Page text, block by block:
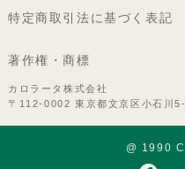
特定商取引法に基づく表記
著作権・商標
カロラータ株式会社
〒112-0002 東京都文京区小石川
@ 1990